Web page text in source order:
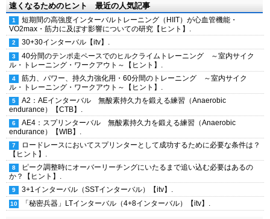
速くなるためのヒント 最近の人気記事
短期間の高強度インターバルトレーニング（HIIT）が心血管機能・
VO2max・筋力に及ぼす影響についての研究【ヒント】.
30+30インターバル【itv】.
40分間のテンポ走ペースでのヒルクライムトレーニング ～室内サイク
ル・トレーニング・ワークアウト～【ヒント】.
筋力、パワー、持久力強化用・60分間のトレーニング ～室内サイク
ル・トレーニング・ワークアウト～【ヒント】.
A2：AEインターバル 無酸素持久力を鍛える練習（Anaerobic
endurance）【CTB】.
AE4：スプリンターバル 無酸素持久力を鍛える練習（Anaerobic
endurance）【WIB】.
ロードレースにおいてスプリンターとして成功するために必要な条件は？
【ヒント】.
ピーク調整時にオーバーリーチングにいたるまで追い込む必要はあるの
か？【ヒント】.
3+1インターバル（SSTインターバル）【itv】.
「秘密兵器」LTインターバル（4+8インターバル）【itv】.